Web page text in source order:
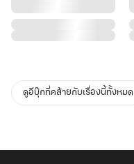
ดูอีบุ๊กที่คล้ายกับเรื่องนี้ทั้งหมด